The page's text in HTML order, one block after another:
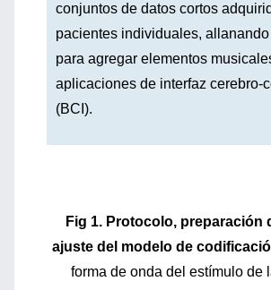
conjuntos de datos cortos
pacientes individuales,
para agregar elementos
aplicaciones de interfaz cerebro-
(BCI).
Fig 1. Protocolo, preparación
ajuste del modelo de
forma de onda del estímulo de